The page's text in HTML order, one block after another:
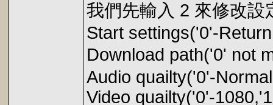
我們先輸入 2 來修改設
Start settings('0'-
Download path('0' not
Audio quailty('0'-
Video quailty('0'-